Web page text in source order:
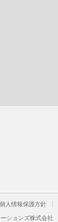
個人情報保護方針
ションズ株式会社